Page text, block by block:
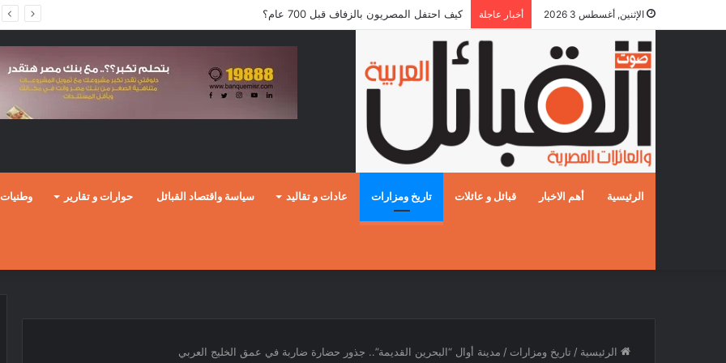
الإثنين, أغسطس 3 2026 أخبار عاجلة كيف احتفل المصريون بالزفاف قبل 700 عام؟
الرئيسية أهم الاخبار قبائل و عائلات تاريخ ومزارات عادات و تقاليد سياسة واقتصاد القبائل حوارات و تقارير وطنيات
الرئيسية / تاريخ ومزارات / مدينة أوال “البحرين القديمة”.. جذور حضارة ضاربة في عمق الخليج العربي